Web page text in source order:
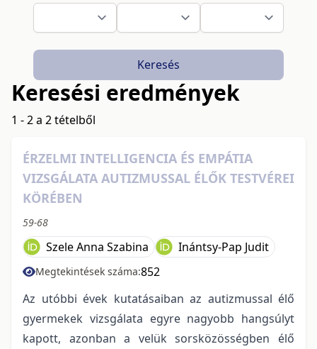
Keresés
Keresési eredmények
1 - 2 a 2 tételből
ÉRZELMI INTELLIGENCIA ÉS EMPÁTIA
VIZSGÁLATA AUTIZMUSSAL ÉLŐK TESTVÉREI
KÖRÉBEN
59-68
Szele Anna Szabina Inántsy-Pap Judit
Megtekintések száma:852
Az utóbbi évek kutatásaiban az autizmussal élő
gyermekek vizsgálata egyre nagyobb hangsúlyt
kapott, azonban a velük sorsközösségben élő